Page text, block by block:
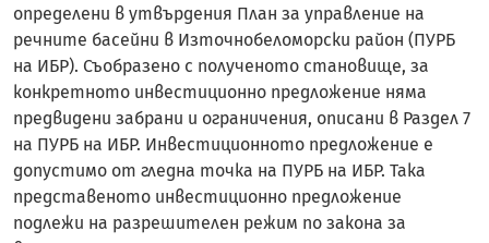
определени в утвърдения План за управление на
речните басейни в Източнобеломорски район (ПУРБ
на ИБР). Съобразено с полученото становище, за
конкретното инвестиционно предложение няма
предвидени забрани и ограничения, описани в Раздел 7
на ПУРБ на ИБР. Инвестиционното предложение е
допустимо от гледна точка на ПУРБ на ИБР. Така
представеното инвестиционно предложение
подлежи на разрешителен режим по закона за